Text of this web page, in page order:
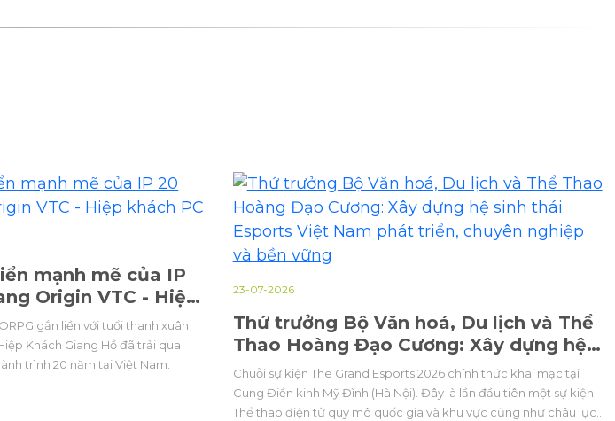
mạnh mẽ của IP
Origin VTC - Hiệp
gắn liền với tuổi thanh xuân
Khách Giang Hồ đã trải qua
trình 20 năm tại Việt Nam.
23-07-2026
Thứ trưởng Bộ Văn hoá, Du lịch và Thể
Thao Hoàng Đạo Cương: Xây dựng hệ
sinh thái Esports Việt Nam phát triển,
chuyên nghiệp và bền vững
Chuỗi sự kiện The Grand Esports 2026 chính thức khai mạc tại
Cung Điền kinh Mỹ Đình (Hà Nội). Đây là lần đầu tiên một sự kiện
Thể thao điện tử quy mô quốc gia và khu vực cũng như châu lục,